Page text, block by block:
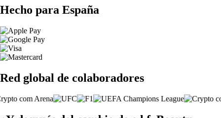
Hecho para España
Red global de colaboradores